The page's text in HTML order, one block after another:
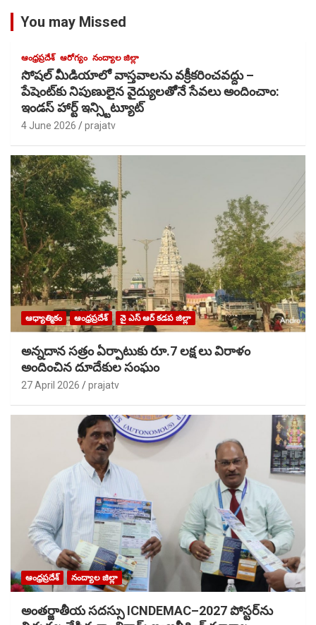
You may Missed
ఆంధ్రప్రదేశ్ ఆరోగ్యం నంద్యాల జిల్లా
సోషల్ మీడియాలో వాస్తవాలను వక్రీకరించవద్దు –
పేషెంట్‌కు నిపుణులైన వైద్యులతోెనే సేవలు అందించాం:
ఇండస్ హార్ట్ ఇన్స్టిట్యూట్
4 June 2026 prajatv
ఆధ్యాత్మికం ఆంధ్రప్రదేశ్ వై ఎస్ ఆర్ కడప జిల్లా
అన్నదాన సత్రం ఏర్పాటుకు రూ.7 లక్ష లు విరాళం
అందించిన దూదేకుల సంఘం
27 April 2026 prajatv
ఆంధ్రప్రదేశ్ నంద్యాల జిల్లా
అంతర్జాతీయ సదస్సు ICNDEMAC–2027 పోస్టర్‌ను